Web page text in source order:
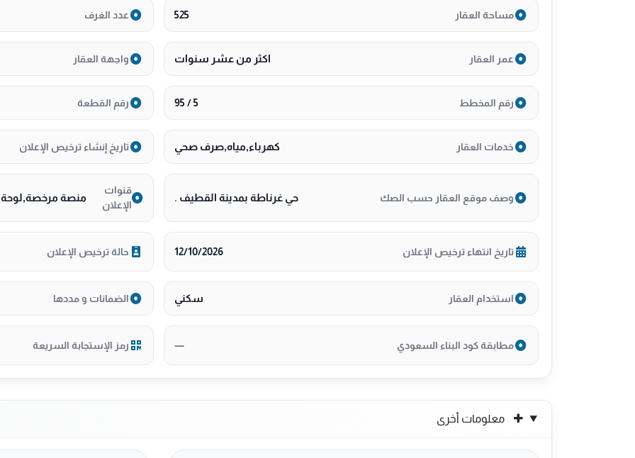
مساحة العقار 525 عدد الغرف
عمر العقار اكثر من عشر سنوات واجهة العقار
رقم المخطط 5 / 95 رقم القطعة
خدمات العقار كهرباء,مياه,صرف صحي تاريخ إنشاء ترخيص الإعلان
وصف موقع العقار حسب الصك حي غرناطة بمدينة القطيف .
قنوات
الإعلان
منصة مرخصة,لوحة
تاريخ انتهاء ترخيص الإعلان 12/10/2026 حالة ترخيص الإعلان
استخدام العقار سكني الضمانات و مددها
مطابقة كود البناء السعودي — رمز الإستجابة السريعة
معلومات أخرى